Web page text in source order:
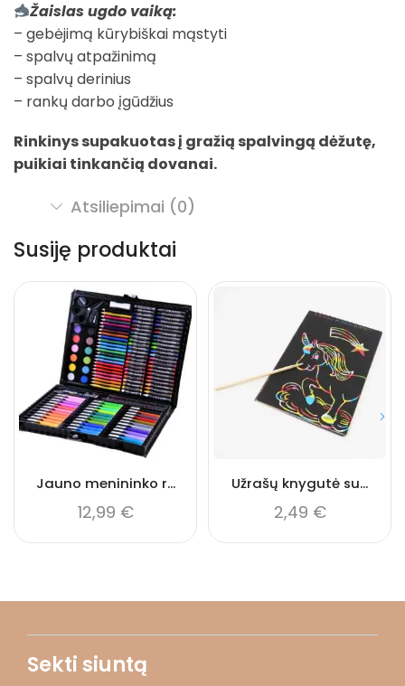
Žaislas ugdo vaiką:
– gebėjimą kūrybiškai mąstyti
– spalvų atpažinimą
– spalvų derinius
– rankų darbo įgūdžius
Rinkinys supakuotas į gražią spalvingą dėžutę,
puikiai tinkančią dovanai.
Atsiliepimai (0)
Susiję produktai
Jauno menininko r...
12,99 €
Užrašų knygutė su...
2,49 €
Sekti siuntą